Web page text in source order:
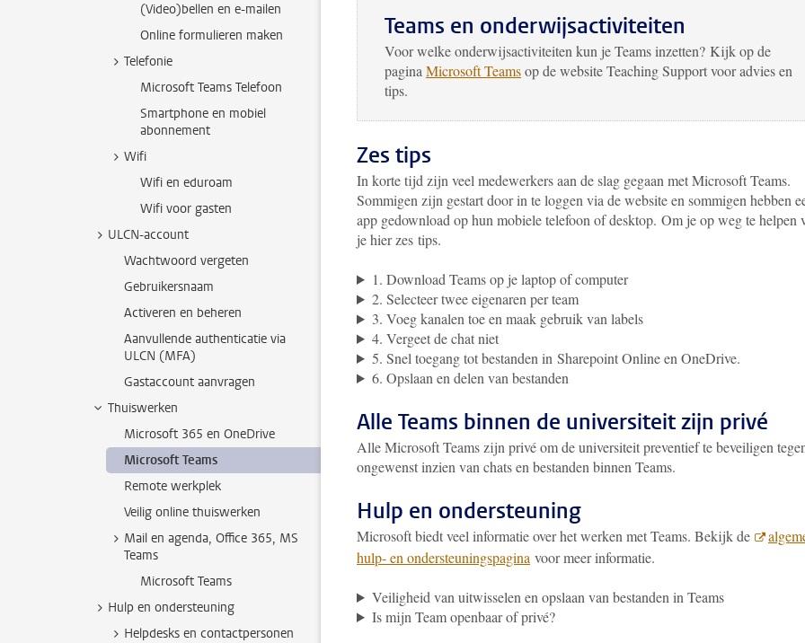
(Video)bellen en e-mailen
Online formulieren maken
Telefonie
Microsoft Teams Telefoon
Smartphone en mobiel
abonnement
Wifi
Wifi en eduroam
Wifi voor gasten
ULCN-account
Wachtwoord vergeten
Gebruikersnaam
Activeren en beheren
Aanvullende authenticatie via
ULCN (MFA)
Gastaccount aanvragen
Thuiswerken
Microsoft 365 en OneDrive
Microsoft Teams
Remote werkplek
Veilig online thuiswerken
Mail en agenda, Office 365, MS
Teams
Microsoft Teams
Hulp en ondersteuning
Helpdesks en contactpersonen
Teams en onderwijsactiviteiten
Voor welke onderwijsactiviteiten kun je Teams inzetten? Kijk op de
pagina Microsoft Teamsop de website Teaching Support voor advies en
tips.
Zes tips
In korte tijd zijn veel medewerkers aan de slag gegaan met Microsoft Teams.
Sommigen zijn gestart door in te loggen via de website en sommigen hebben
app gedownload op hun mobiele telefoon of desktop. Om je op weg te helpen
je hier zes tips.
1. Download Teams op je laptop of computer
2. Selecteer twee eigenaren per team
3. Voeg kanalen toe en maak gebruik van labels
4. Vergeet de chat niet
5. Snel toegang tot bestanden in Sharepoint Online en OneDrive.
6. Opslaan en delen van bestanden
Alle Teams binnen de universiteit zijn privé
Alle Microsoft Teams zijn privé om de universiteit preventief te beveiligen
ongewenst inzien van chats en bestanden binnen Teams.
Hulp en ondersteuning
Microsoft biedt veel informatie over het werken met Teams. Bekijk de
hulp- en ondersteuningspagina voor meer informatie.
Veiligheid van uitwisselen en opslaan van bestanden in Teams
Is mijn Team openbaar of privé?